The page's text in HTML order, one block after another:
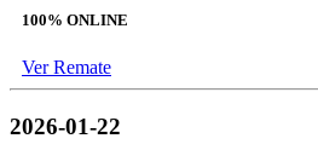
100% ONLINE
Ver Remate
2026-01-22